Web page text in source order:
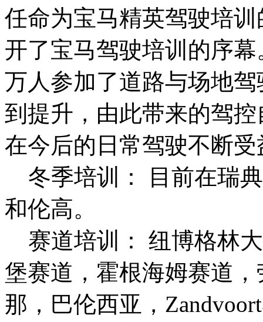
任命为宝马精英驾驶培
开了宝马驾驶培训的序
万人参加了道路与场地
到提升，由此带来的驾
在今后的日常驾驶不断受
冬季培训： 目前在瑞
和伦高。
赛道培训： 纽博格林
堡赛道，霍根海姆赛道
那，巴伦西亚，